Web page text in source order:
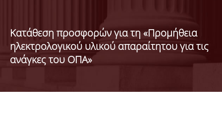
Κατάθεση προσφορών για τη «Προμήθεια
ηλεκτρολογικού υλικού απαραίτητου για τις
ανάγκες του ΟΠΑ»